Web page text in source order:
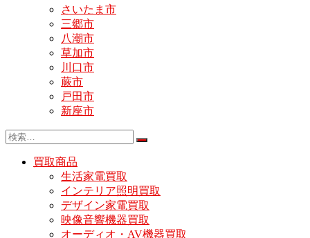
さいたま市
三郷市
八潮市
草加市
川口市
蕨市
戸田市
新座市
買取商品
生活家電買取
インテリア照明買取
デザイン家電買取
映像音響機器買取
オーディオ・AV機器買取